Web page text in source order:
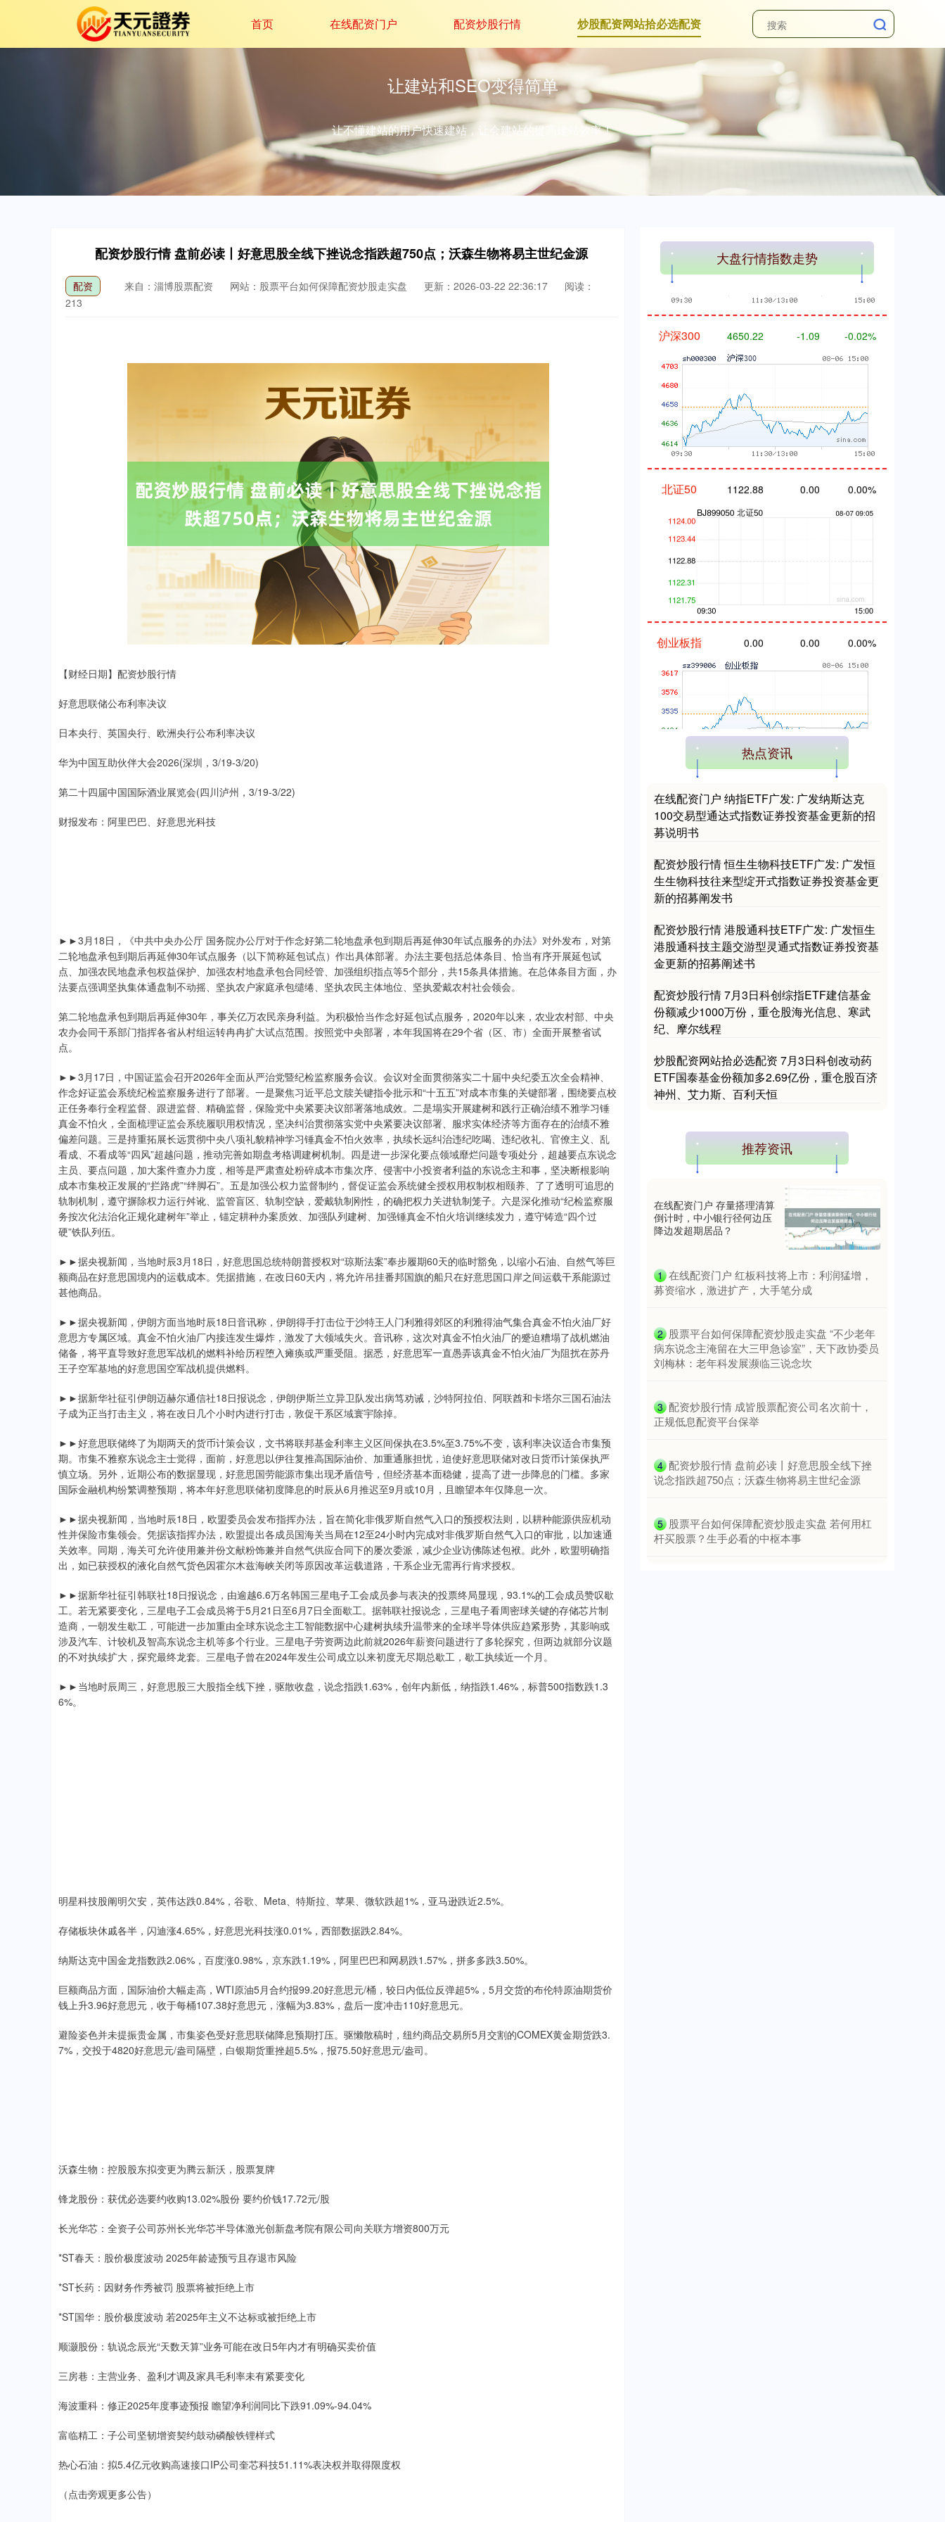
首页 在线配资门户 配资炒股行情 炒股配资网站拾必选配资
让建站和SEO变得简单
让不懂建站的用户快速建站，让会建站的提高建站效率！
配资炒股行情 盘前必读丨好意思股全线下挫说念指跌超750点；沃森生物将易主世纪金源
配资 来自：淄博股票配资 网站：股票平台如何保障配资炒股走实盘 更新：2026-03-22 22:36:17
阅读：
213
【财经日期】配资炒股行情
好意思联储公布利率决议
日本央行、英国央行、欧洲央行公布利率决议
华为中国互助伙伴大会2026(深圳，3/19-3/20)
第二十四届中国国际酒业展览会(四川泸州，3/19-3/22)
财报发布：阿里巴巴、好意思光科技
►►3月18日，《中共中央办公厅 国务院办公厅对于作念好第二轮地盘承包到期后再延伸30年试点服务的办法》对外发布，对第
二轮地盘承包到期后再延伸30年试点服务（以下简称延包试点）作出具体部署。办法主要包括总体条目、恰当有序开展延包试
点、加强农民地盘承包权益保护、加强农村地盘承包合同经管、加强组织指点等5个部分，共15条具体措施。在总体条目方面，办
法要点强调坚执集体通盘制不动摇、坚执农户家庭承包缱绻、坚执农民主体地位、坚执爱戴农村社会领会。
第二轮地盘承包到期后再延伸30年，事关亿万农民亲身利益。为积极恰当作念好延包试点服务，2020年以来，农业农村部、中央
农办会同干系部门指挥各省从村组运转冉冉扩大试点范围。按照党中央部署，本年我国将在29个省（区、市）全面开展整省试
点。
►►3月17日，中国证监会召开2026年全面从严治党暨纪检监察服务会议。会议对全面贯彻落实二十届中央纪委五次全会精神、
作念好证监会系统纪检监察服务进行了部署。一是聚焦习近平总文牍关键指令批示和“十五五”对成本市集的关键部署，围绕要点校
正任务奉行全程监督、跟进监督、精确监督，保险党中央紧要决议部署落地成效。二是塌实开展建树和践行正确治绩不雅学习锤
真金不怕火，全面梳理证监会系统履职用权情况，坚决纠治贯彻落实党中央紧要决议部署、服求实体经济等方面存在的治绩不雅
偏差问题。三是持重拓展长远贯彻中央八项礼貌精神学习锤真金不怕火效率，执续长远纠治违纪吃喝、违纪收礼、官僚主义、乱
看成、不看成等“四风”超越问题，推动完善如期盘考格调建树机制。四是进一步深化要点领域靡烂问题专项处分，超越要点东说念
主员、要点问题，加大案件查办力度，相等是严肃查处粉碎成本市集次序、侵害中小投资者利益的东说念主和事，坚决断根影响
成本市集校正发展的“拦路虎”“绊脚石”。五是加强公权力监督制约，督促证监会系统健全授权用权制权相颐养、了了透明可追思的
轨制机制，遵守摒除权力运行舛讹、监管盲区、轨制空缺，爱戴轨制刚性，的确把权力关进轨制笼子。六是深化推动“纪检监察服
务按次化法治化正规化建树年”举止，锚定耕种办案质效、加强队列建树、加强锤真金不怕火培训继续发力，遵守铸造“四个过
硬”铁队列伍。
►►据央视新闻，当地时辰3月18日，好意思国总统特朗普授权对“琼斯法案”奉步履期60天的临时豁免，以缩小石油、自然气等巨
额商品在好意思国境内的运载成本。凭据措施，在改日60天内，将允许吊挂番邦国旗的船只在好意思国口岸之间运载干系能源过
甚他商品。
►►据央视新闻，伊朗方面当地时辰18日音讯称，伊朗得手打击位于沙特王人门利雅得郊区的利雅得油气集合真金不怕火油厂好
意思方专属区域。真金不怕火油厂内接连发生爆炸，激发了大领域失火。音讯称，这次对真金不怕火油厂的蹙迫糟塌了战机燃油
储备，将平直导致好意思军战机的燃料补给历程堕入瘫痪或严重受阻。据悉，好意思军一直愚弄该真金不怕火油厂为阻扰在苏丹
王子空军基地的好意思国空军战机提供燃料。
►►据新华社征引伊朗迈赫尔通信社18日报说念，伊朗伊斯兰立异卫队发出病笃劝诫，沙特阿拉伯、阿联酋和卡塔尔三国石油法
子成为正当打击主义，将在改日几个小时内进行打击，敦促干系区域寰宇除掉。
►►好意思联储终了为期两天的货币计策会议，文书将联邦基金利率主义区间保执在3.5%至3.75%不变，该利率决议适合市集预
期。市集不雅察东说念主士觉得，面前，好意思以伊往复推高国际油价、加重通胀担忧，迫使好意思联储对改日货币计策保执严
慎立场。另外，近期公布的数据显现，好意思国劳能源市集出现矛盾信号，但经济基本面稳健，提高了进一步降息的门槛。多家
国际金融机构纷繁调整预期，将本年好意思联储初度降息的时辰从6月推迟至9月或10月，且瞻望本年仅降息一次。
►►据央视新闻，当地时辰18日，欧盟委员会发布指挥办法，旨在简化非俄罗斯自然气入口的预授权法则，以耕种能源供应机动
性并保险市集领会。凭据该指挥办法，欧盟提出各成员国海关当局在12至24小时内完成对非俄罗斯自然气入口的审批，以加速通
关效率。同期，海关可允许使用兼并份文献粉饰兼并自然气供应合同下的屡次委派，减少企业访佛陈述包袱。此外，欧盟明确指
出，如已获授权的液化自然气货色因霍尔木兹海峡关闭等原因改革运载道路，干系企业无需再行肯求授权。
►►据新华社征引韩联社18日报说念，由逾越6.6万名韩国三星电子工会成员参与表决的投票终局显现，93.1%的工会成员赞叹歇
工。若无紧要变化，三星电子工会成员将于5月21日至6月7日全面歇工。据韩联社报说念，三星电子看周密球关键的存储芯片制
造商，一朝发生歇工，可能进一步加重由全球东说念主工智能数据中心建树执续升温带来的全球半导体供应趋紧形势，其影响或
涉及汽车、计较机及智高东说念主机等多个行业。三星电子劳资两边此前就2026年薪资问题进行了多轮探究，但两边就部分议题
的不对执续扩大，探究最终龙套。三星电子曾在2024年发生公司成立以来初度无尽期总歇工，歇工执续近一个月。
►►当地时辰周三，好意思股三大股指全线下挫，驱散收盘，说念指跌1.63%，创年内新低，纳指跌1.46%，标普500指数跌1.3
6%。
明星科技股阐明欠安，英伟达跌0.84%，谷歌、Meta、特斯拉、苹果、微软跌超1%，亚马逊跌近2.5%。
存储板块休戚各半，闪迪涨4.65%，好意思光科技涨0.01%，西部数据跌2.84%。
纳斯达克中国金龙指数跌2.06%，百度涨0.98%，京东跌1.19%，阿里巴巴和网易跌1.57%，拼多多跌3.50%。
巨额商品方面，国际油价大幅走高，WTI原油5月合约报99.20好意思元/桶，较日内低位反弹超5%，5月交货的布伦特原油期货价
钱上升3.96好意思元，收于每桶107.38好意思元，涨幅为3.83%，盘后一度冲击110好意思元。
避险姿色并未提振贵金属，市集姿色受好意思联储降息预期打压。驱懒散稿时，纽约商品交易所5月交割的COMEX黄金期货跌3.
7%，交投于4820好意思元/盎司隔壁，白银期货重挫超5.5%，报75.50好意思元/盎司。
沃森生物：控股股东拟变更为腾云新沃，股票复牌
锋龙股份：获优必选要约收购13.02%股份 要约价钱17.72元/股
长光华芯：全资子公司苏州长光华芯半导体激光创新盘考院有限公司向关联方增资800万元
*ST春天：股价极度波动 2025年龄迹预亏且存退市风险
*ST长药：因财务作秀被罚 股票将被拒绝上市
*ST国华：股价极度波动 若2025年主义不达标或被拒绝上市
顺灏股份：轨说念辰光“天数天算”业务可能在改日5年内才有明确买卖价值
三房巷：主营业务、盈利才调及家具毛利率未有紧要变化
海波重科：修正2025年度事迹预报 瞻望净利润同比下跌91.09%-94.04%
富临精工：子公司坚韧增资契约鼓动磷酸铁锂样式
热心石油：拟5.4亿元收购高速接口IP公司奎芯科技51.11%表决权并取得限度权
（点击旁观更多公告）
大盘行情指数走势
深证成指 0.00 0.00 0.00%
沪深300 4650.22 -1.09 -0.02%
北证50 1122.88 0.00%
创业板指 0.00%
基金指数 0.00%
期指IC0 7730.00 -1.00 -0.01%
上证综指 3899.33 -1.02 -0.03%
沪深300 4650.22 -1.09 -0.02%
热点资讯
在线配资门户 纳指ETF广发: 广发纳斯达克
100交易型通达式指数证券投资基金更新的招
募说明书
配资炒股行情 恒生生物科技ETF广发: 广发恒
生生物科技往来型绽开式指数证券投资基金更
新的招募阐发书
配资炒股行情 港股通科技ETF广发: 广发恒生
港股通科技主题交游型灵通式指数证券投资基
金更新的招募阐述书
配资炒股行情 7月3日科创综指ETF建信基金
份额减少1000万份，重仓股海光信息、寒武
纪、摩尔线程
炒股配资网站拾必选配资 7月3日科创改动药
ETF国泰基金份额加多2.69亿份，重仓股百济
神州、艾力斯、百利天恒
推荐资讯
在线配资门户 存量搭理清算
倒计时，中小银行径何边压
降边发超期居品？
1 ​在线配资门户 红板科技将上市：利润猛增，
募资缩水，激进扩产，大手笔分成
2 ​股票平台如何保障配资炒股走实盘 “不少老年
病东说念主淹留在大三甲急诊室”，天下政协委员
刘梅林：老年科发展濒临三说念坎
3 ​配资炒股行情 成皆股票配资公司名次前十，
正规低息配资平台保举
4 ​配资炒股行情 盘前必读丨好意思股全线下挫
说念指跌超750点；沃森生物将易主世纪金源
5 ​股票平台如何保障配资炒股走实盘 若何用杠
杆买股票？生手必看的中枢本事